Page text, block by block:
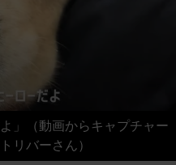
」（動画からキャプチャー
リバーさん）